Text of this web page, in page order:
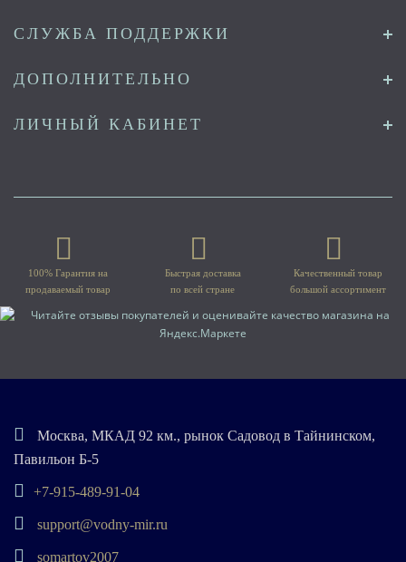
СЛУЖБА ПОДДЕРЖКИ
ДОПОЛНИТЕЛЬНО
ЛИЧНЫЙ КАБИНЕТ
100% Гарантия на
продаваемый товар
Быстрая доставка
по всей стране
Качественный товар
большой ассортимент
Москва, МКАД 92 км., рынок Садовод в Тайнинском,
Павильон Б-5
+7-915-489-91-04
support@vodny-mir.ru
somartov2007